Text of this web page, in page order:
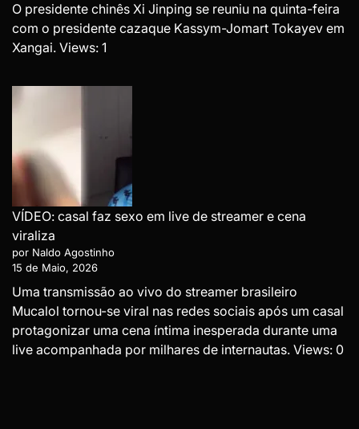
O presidente chinês Xi Jinping se reuniu na quinta-feira
com o presidente cazaque Kassym-Jomart Tokayev em
Xangai. Views: 1
VÍDEO: casal faz sexo em live de streamer e cena
viraliza
por Naldo Agostinho
15 de Maio, 2026
Uma transmissão ao vivo do streamer brasileiro
Mucalol tornou-se viral nas redes sociais após um casal
protagonizar uma cena íntima inesperada durante uma
live acompanhada por milhares de internautas. Views: 0